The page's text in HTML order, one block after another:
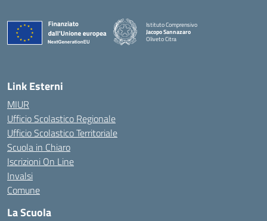
Istituto Comprensivo
Jacopo Sannazaro
Oliveto Citra
Link Esterni
MIUR
Ufficio Scolastico Regionale
Ufficio Scolastico Territoriale
Scuola in Chiaro
Iscrizioni On Line
Invalsi
Comune
La Scuola